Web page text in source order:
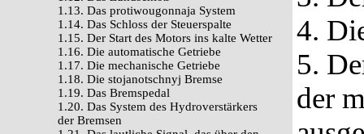
1.13. Das protiwougonnaja System
1.14. Das Schloss der Steuerspalte
1.15. Der Start des Motors ins kalte Wetter
1.16. Die automatische Getriebe
1.17. Die mechanische Getriebe
1.18. Die stojanotschnyj Bremse
1.19. Das Bremspedal
1.20. Das System des Hydroverstärkers
der Bremsen
4.
5.
der